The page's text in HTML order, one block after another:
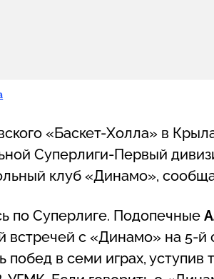
«Баскет-Холла» в
Суперлиги-Первый
клуб «Динамо»,
по Суперлиге. Подопечные
встречей с «Динамо» на 5-й
в семи играх, уступив